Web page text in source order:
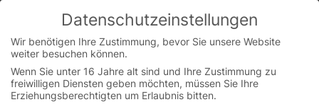
You are currently on the German website.
Switch to the English version.
Skip
content
Datenschutzeinstellungen
Wir benötigen Ihre Zustimmung, bevor Sie unsere Website
weiter besuchen können.
Wenn Sie unter 16 Jahre alt sind und Ihre Zustimmung zu
freiwilligen Diensten geben möchten, müssen Sie Ihre
Erziehungsberechtigten um Erlaubnis bitten.